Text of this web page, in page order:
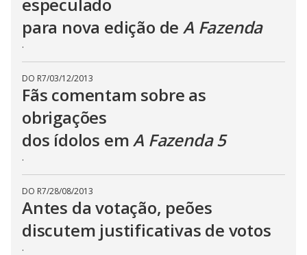
para nova edição de A Fazenda
.
DO R7/03/12/2013
Fãs comentam sobre as
obrigações
dos ídolos emA Fazenda 5
.
DO R7/28/08/2013
Antes da votação, peões
discutem justificativas de votos
.